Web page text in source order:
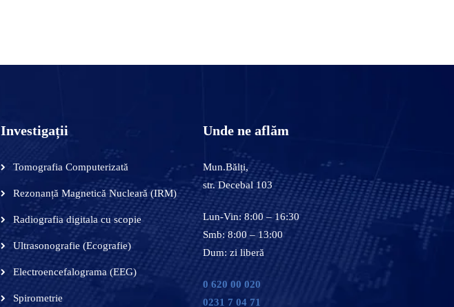
Investigații
Tomografia Computerizată
Rezonanță Magnetică Nucleară (IRM)
Radiografia digitala cu scopie
Ultrasonografie (Ecografie)
Electroencefalograma (EEG)
Spirometrie
Unde ne aflăm
Mun.Bălți,
str. Decebal 103
Lun-Vin: 8:00 – 16:30
Smb: 8:00 – 13:00
Dum: zi liberă
0 620 00 020
0231 7 04 71